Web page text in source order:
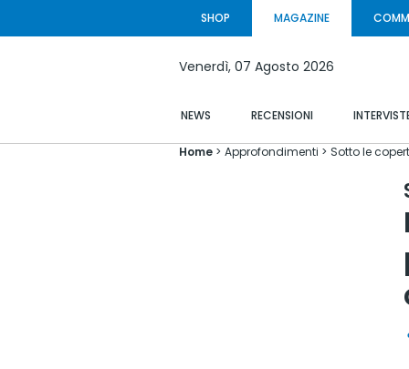
SHOP MAGAZINE
Venerdì, 07 Agosto 2026
NEWS RECENSIONI
Home Approfondimenti Sotto le